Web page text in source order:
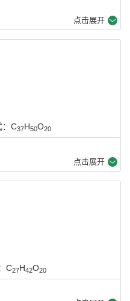
点击展开
：C37H50O20
点击展开
C27H42O20